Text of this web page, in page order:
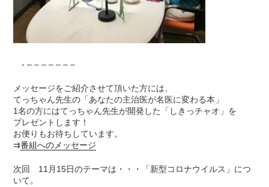
- – – – – – – –
メッセージをご紹介させて頂いた方には、
てっちゃん先生の「あなたの主治医が名医に変わる本」
1名の方にはてっちゃん先生が開発した「しきっチャオ」を
プレゼントします！
お便りもお待ちしています。
⇉番組へのメッセージ
次回 11月15日のテーマは・・・「新型コロナウイルス」につ
いて。